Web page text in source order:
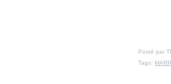
Posté par
Tags: